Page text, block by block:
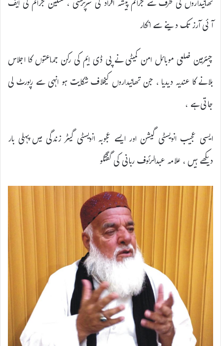
آئی آرز تک دینے سے انکار
چیئرمین ضلعی موبائل امن کمیٹی نے پی ڈی ایم کی رکن جماعتوں کا اجلاس
بلانے کا عندیہ دیدیا ، جن تھانیداروں کیخلاف شکایت ہو انہی سے رپورٹ لی
جاتی ہے ،
ایسی عجیب انویسٹی گیشن اور ایسے عجوبہ انویسٹی گیٹر زندگی میں پہلی بار
دیکھے ہیں ، علامہ عبدالرئوف ربانی کی گفتگو